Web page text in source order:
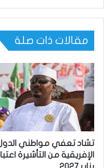
مقالات ذات صلة
تشاد تعفي مواطني